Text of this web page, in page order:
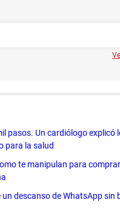
pasos. Un cardiólogo explicó
para la salud
te manipulan para
descanso de WhatsApp sin